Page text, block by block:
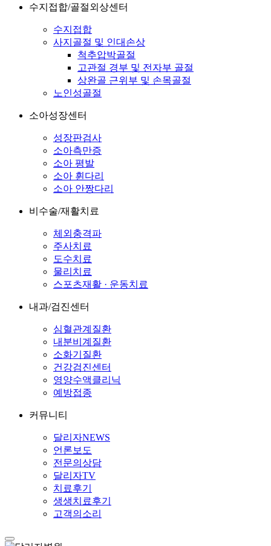
수지접합/골절외상센터
수지접합
사지골절 및 인대손상
척추압박골절
고관절 경부 및 전자부 골절
상완골 근위부 및 손목골절
노인성골절
소아성장센터
성장판검사
소아측만증
소아 평발
소아 휜다리
소아 안짱다리
비수술/재활치료
체외충격파
주사치료
도수치료
물리치료
스포츠재활 · 운동치료
내과/검진센터
심혈관계질환
내분비계질환
소화기질환
건강검진센터
영양수액클리닉
예방접종
커뮤니티
달리자NEWS
언론보도
전문의상담
달리자TV
치료후기
생생치료후기
고객의소리